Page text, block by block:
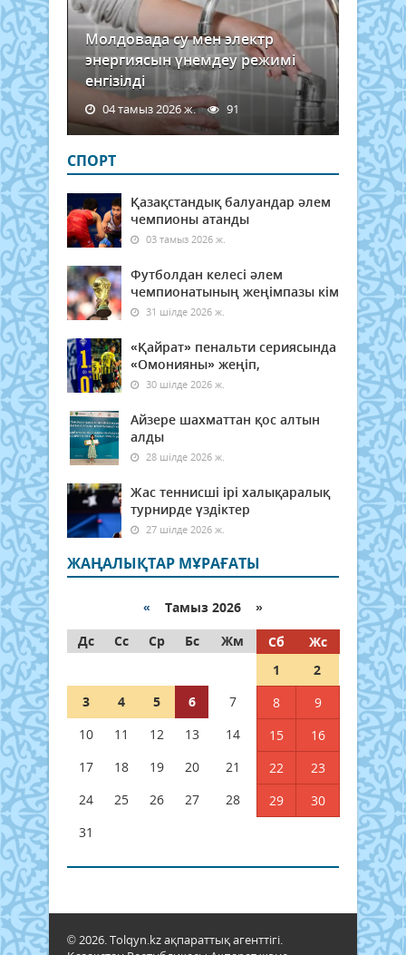
Молдовада су мен электр
энергиясын үнемдеу режимі
енгізілді
04 тамыз 2026 ж. 91
СПОРТ
Қазақстандық балуандар әлем
чемпионы атанды
03 тамыз 2026 ж.
Футболдан келесі әлем
чемпионатының жеңімпазы кім
31 шілде 2026 ж.
«Қайрат» пенальти сериясында
«Омонияны» жеңіп,
30 шілде 2026 ж.
Айзере шахматтан қос алтын
алды
28 шілде 2026 ж.
Жас теннисші ірі халықаралық
турнирде үздіктер
27 шілде 2026 ж.
ЖАҢАЛЫҚТАР МҰРАҒАТЫ
« Тамыз 2026 »
Дс
Сс Ср Бс Жм Сб
Жс
1
2
3
4 5 6 7 8
9
10
11 12 13 14 15
16
17
18 19 20 21 22
23
24
25 26 27 28 29
30
31
© 2026. Tolqyn.kz ақпараттық агенттігі.